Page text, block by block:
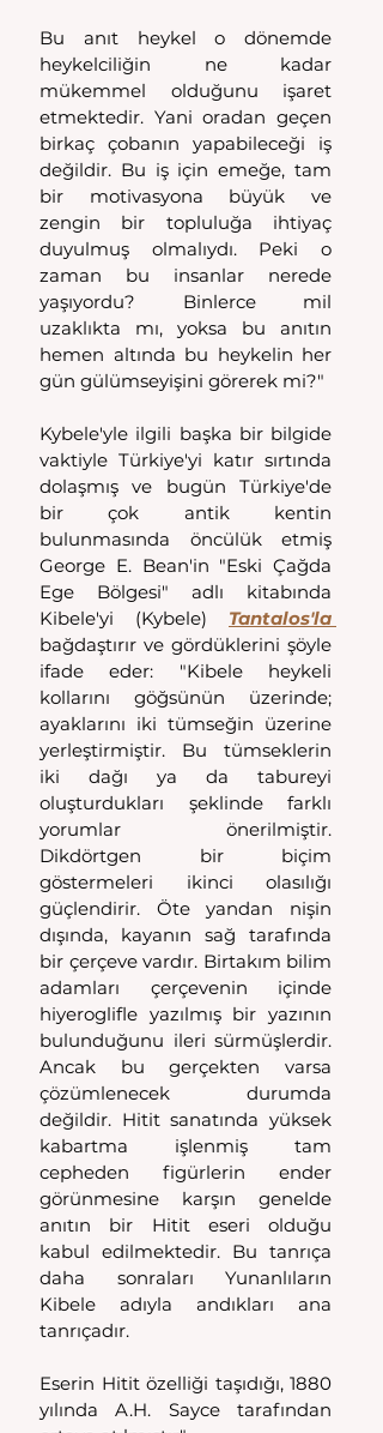
Bu anıt heykel o dönemde
heykelciliğin ne kadar
mükemmel olduğunu işaret
etmektedir. Yani oradan geçen
birkaç çobanın yapabileceği iş
değildir. Bu iş için emeğe, tam
bir motivasyona büyük ve
zengin bir topluluğa ihtiyaç
duyulmuş olmalıydı. Peki o
zaman bu insanlar nerede
yaşıyordu? Binlerce mil
uzaklıkta mı, yoksa bu anıtın
hemen altında bu heykelin her
gün gülümseyişini görerek mi?"
Kybele'yle ilgili başka bir bilgide
vaktiyle Türkiye'yi katır sırtında
dolaşmış ve bugün Türkiye'de
bir çok antik kentin
bulunmasında öncülük etmiş
George E. Bean'in "Eski Çağda
Ege Bölgesi" adlı kitabında
Kibele'yi (Kybele)
bağdaştırır ve gördüklerini şöyle
ifade eder: "Kibele heykeli
kollarını göğsünün üzerinde;
ayaklarını iki tümseğin üzerine
yerleştirmiştir. Bu tümseklerin
iki dağı ya da tabureyi
oluşturdukları şeklinde farklı
yorumlar önerilmiştir.
Dikdörtgen bir biçim
göstermeleri ikinci olasılığı
güçlendirir. Öte yandan nişin
dışında, kayanın sağ tarafında
bir çerçeve vardır. Birtakım bilim
adamları çerçevenin içinde
hiyeroglifle yazılmış bir yazının
bulunduğunu ileri sürmüşlerdir.
Ancak bu gerçekten varsa
çözümlenecek durumda
değildir. Hitit sanatında yüksek
kabartma işlenmiş tam
cepheden figürlerin ender
görünmesine karşın genelde
anıtın bir Hitit eseri olduğu
kabul edilmektedir. Bu tanrıça
daha sonraları Yunanlıların
Kibele adıyla andıkları ana
tanrıçadır.
Eserin Hitit özelliği taşıdığı, 1880
yılında A.H. Sayce tarafından